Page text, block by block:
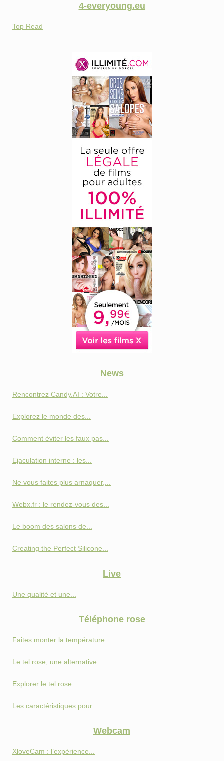
4-everyoung.eu
Top Read
News
Rencontrez Candy.AI : Votre...
Explorez le monde des...
Comment éviter les faux pas...
Ejaculation interne : les...
Ne vous faites plus arnaquer,...
Webx.fr : le rendez-vous des...
Le boom des salons de...
Creating the Perfect Silicone...
Live
Une qualité et une...
Téléphone rose
Faites monter la température...
Le tel rose, une alternative...
Explorer le tel rose
Les caractéristiques pour...
Webcam
XloveCam : l’expérience...